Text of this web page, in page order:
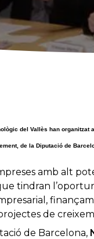
del Vallès han
de la Diputació de
amb alt
tindran
de
de Barcelona,